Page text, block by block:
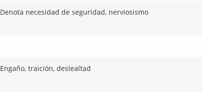
Denota necesidad de seguridad, nerviosismo
Engaño, traición, deslealtad